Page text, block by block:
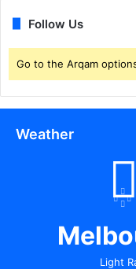
Follow Us
Go to the Arqam
Weather
Light